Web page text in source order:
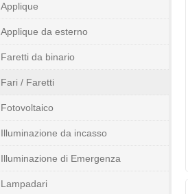
Applique
Applique da esterno
Faretti da binario
Fari / Faretti
Fotovoltaico
Illuminazione da incasso
Illuminazione di Emergenza
Lampadari